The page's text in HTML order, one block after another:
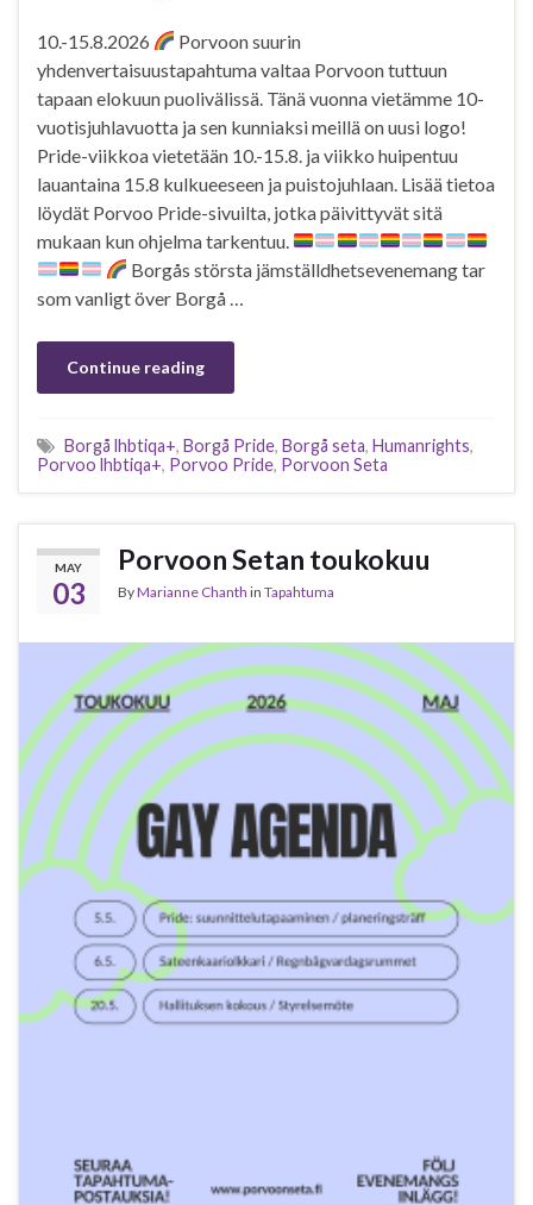
10.-15.8.2026
Porvoon suurin
yhdenvertaisuustapahtuma valtaa Porvoon tuttuun
tapaan elokuun puolivälissä. Tänä vuonna vietämme 10-
vuotisjuhlavuotta ja sen kunniaksi meillä on uusi logo!
Pride-viikkoa vietetään 10.-15.8. ja viikko huipentuu
lauantaina 15.8 kulkueeseen ja puistojuhlaan. Lisää tietoa
löydät Porvoo Pride-sivuilta, jotka päivittyvät sitä
mukaan kun ohjelma tarkentuu.
Borgås största jämställdhetsevenemang tar
som vanligt över Borgå …
Continue reading
Borgå lhbtiqa+, Borgå Pride, Borgå seta, Humanrights,
Porvoo lhbtiqa+, Porvoo Pride, Porvoon Seta
MAY
03
Porvoon Setan toukokuu
ByMarianne Chanth in Tapahtuma